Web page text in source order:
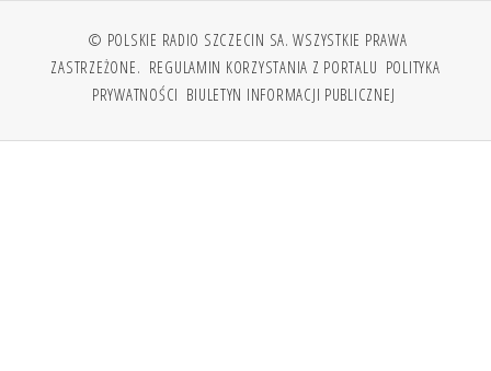
© POLSKIE RADIO SZCZECIN SA. WSZYSTKIE PRAWA
ZASTRZEŻONE. REGULAMIN KORZYSTANIA Z PORTALU POLITYKA
PRYWATNOŚCI BIULETYN INFORMACJI PUBLICZNEJ